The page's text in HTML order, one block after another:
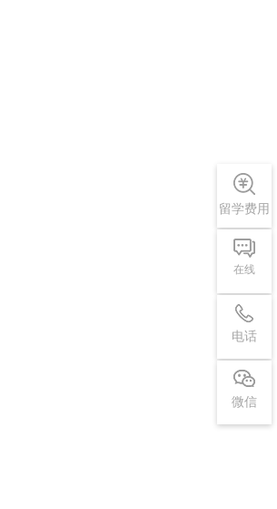
留学费用
在线
电话
微信